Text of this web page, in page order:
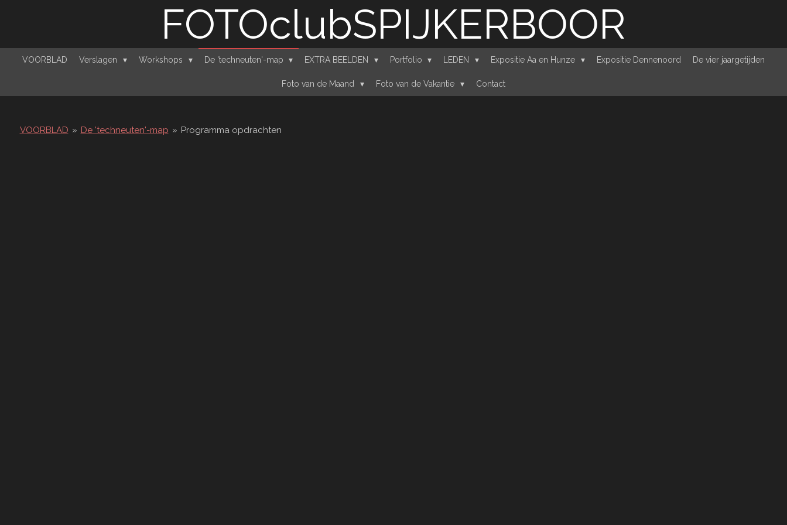
de
hoofdinhoud
FOTOclubSPIJKERBOOR
VOORBLAD Verslagen Workshops De 'techneuten'-map EXTRA BEELDEN Portfolio LEDEN Expositie Aa en Hunze Expositie Dennenoord De vier jaargetijden
Foto van de Maand Foto van de Vakantie Contact
VOORBLAD » De 'techneuten'-map » Programma opdrachten